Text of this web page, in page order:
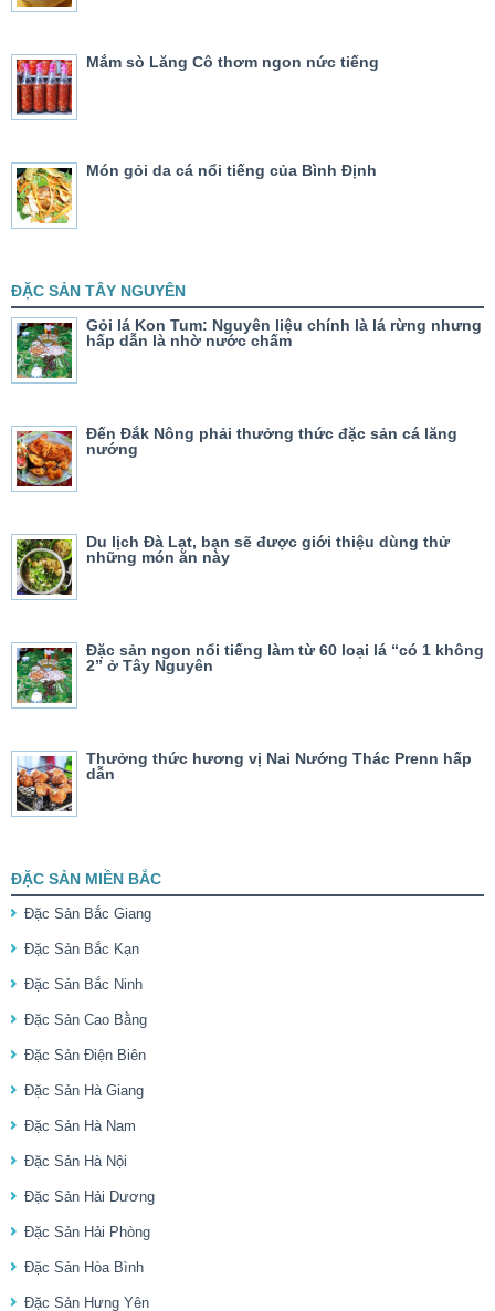
Mắm sò Lăng Cô thơm ngon nức tiếng
Món gỏi da cá nổi tiếng của Bình Định
ĐẶC SẢN TÂY NGUYÊN
Gỏi lá Kon Tum: Nguyên liệu chính là lá rừng nhưng
hấp dẫn là nhờ nước chấm
Đến Đắk Nông phải thưởng thức đặc sản cá lăng
nướng
Du lịch Đà Lạt, bạn sẽ được giới thiệu dùng thử
những món ăn này
Đặc sản ngon nổi tiếng làm từ 60 loại lá “có 1 không
2” ở Tây Nguyên
Thưởng thức hương vị Nai Nướng Thác Prenn hấp
dẫn
ĐẶC SẢN MIỀN BẮC
Đặc Sản Bắc Giang
Đặc Sản Bắc Kạn
Đặc Sản Bắc Ninh
Đặc Sản Cao Bằng
Đặc Sản Điện Biên
Đặc Sản Hà Giang
Đặc Sản Hà Nam
Đặc Sản Hà Nội
Đặc Sản Hải Dương
Đặc Sản Hải Phòng
Đặc Sản Hòa Bình
Đặc Sản Hưng Yên